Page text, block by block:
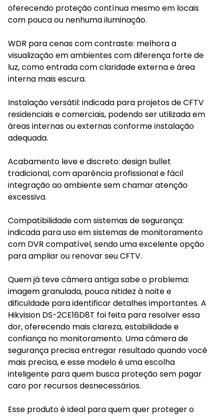
oferecendo proteção contínua mesmo em locais
com pouca ou nenhuma iluminação.
WDR para cenas com contraste: melhora a
visualização em ambientes com diferença forte de
luz, como entrada com claridade externa e área
interna mais escura.
Instalação versátil: indicada para projetos de CFTV
residenciais e comerciais, podendo ser utilizada em
áreas internas ou externas conforme instalação
adequada.
Acabamento leve e discreto: design bullet
tradicional, com aparência profissional e fácil
integração ao ambiente sem chamar atenção
excessiva.
Compatibilidade com sistemas de segurança:
indicada para uso em sistemas de monitoramento
com DVR compatível, sendo uma excelente opção
para ampliar ou renovar seu CFTV.
Quem já teve câmera antiga sabe o problema:
imagem granulada, pouca nitidez à noite e
dificuldade para identificar detalhes importantes. A
Hikvision DS-2CE16D8T foi feita para resolver essa
dor, oferecendo mais clareza, estabilidade e
confiança no monitoramento. Uma câmera de
segurança precisa entregar resultado quando você
mais precisa, e esse modelo é uma escolha
inteligente para quem busca proteção sem pagar
caro por recursos desnecessários.
Esse produto é ideal para quem quer proteger o